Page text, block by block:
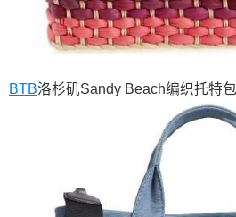
BTB洛杉矶Sandy Beach编织托特